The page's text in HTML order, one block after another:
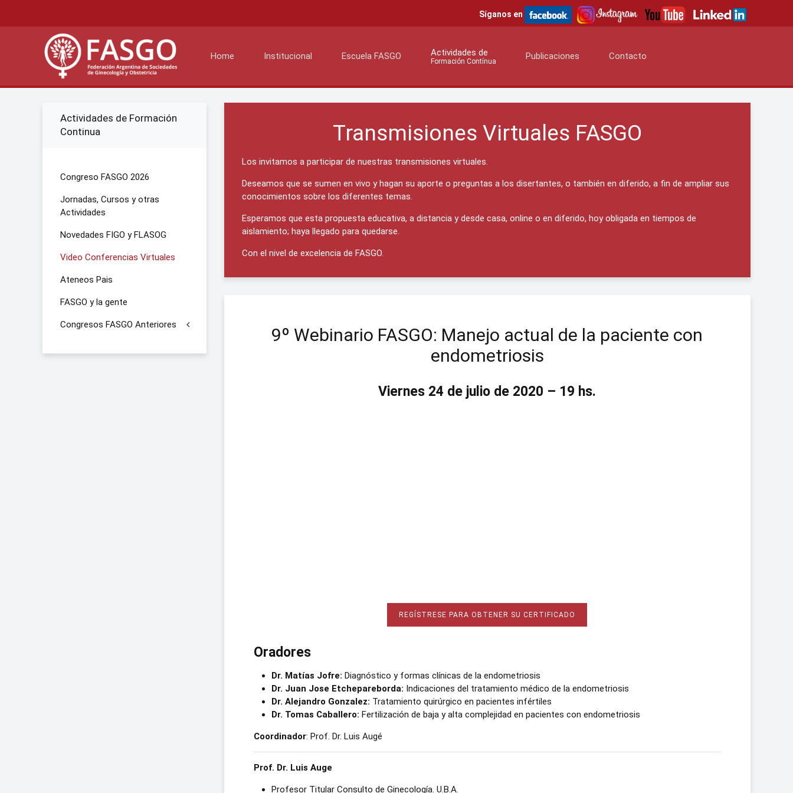
Síganos en
Home Institucional Escuela FASGO Actividades de
Formación Contínua Publicaciones Contacto
Transmisiones Virtuales FASGO
Los invitamos a participar de nuestras transmisiones virtuales.
Deseamos que se sumen en vivo y hagan su aporte o preguntas a los disertantes, o también en diferido, a fin de ampliar sus
conocimientos sobre los diferentes temas.
Esperamos que esta propuesta educativa, a distancia y desde casa, online o en diferido, hoy obligada en tiempos de
aislamiento; haya llegado para quedarse.
Con el nivel de excelencia de FASGO.
9º Webinario FASGO: Manejo actual de la paciente con
endometriosis
Viernes 24 de julio de 2020 – 19 hs.
REGÍSTRESE PARA OBTENER SU CERTIFICADO
Oradores
Dr. Matías Jofre: Diagnóstico y formas clínicas de la endometriosis
Dr. Juan Jose Etchepareborda: Indicaciones del tratamiento médico de la endometriosis
Dr. Alejandro Gonzalez: Tratamiento quirúrgico en pacientes infértiles
Dr. Tomas Caballero: Fertilización de baja y alta complejidad en pacientes con endometriosis
Coordinador: Prof. Dr. Luis Augé
Prof. Dr. Luis Auge
Profesor Titular Consulto de Ginecología. U.B.A.
Actividades de Formación
Continua
Congreso FASGO 2026
Jornadas, Cursos y otras
Actividades
Novedades FIGO y FLASOG
Video Conferencias Virtuales
Ateneos Pais
FASGO y la gente
Congresos FASGO Anteriores